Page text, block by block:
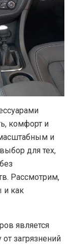
комфорт и
и
для тех,
Рассмотрим,
и как
является
загрязнений